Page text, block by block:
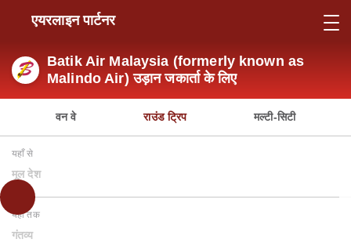
एयरलाइन पार्टनर
Batik Air Malaysia (formerly known as
Malindo Air) उड़ान जकार्ता के लिए
वन वे राउंड ट्रिप मल्टी-सिटी
यहाँ से
मूल देश
यहाँ तक
गंतव्य